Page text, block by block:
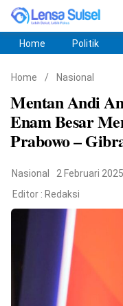
lensasulsel.com
Home Politik
Home / Nasional
Mentan Andi
Enam Besar
Prabowo –
Nasional
2 Februari
Editor : Redaksi